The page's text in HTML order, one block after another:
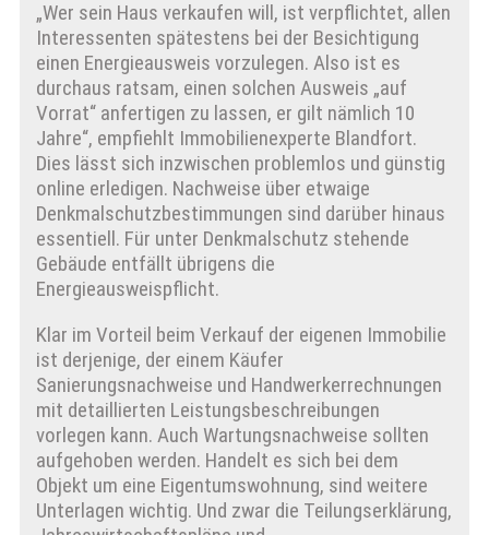
„Wer sein Haus verkaufen will, ist verpflichtet, allen
Interessenten spätestens bei der Besichtigung
einen Energieausweis vorzulegen. Also ist es
durchaus ratsam, einen solchen Ausweis „auf
Vorrat“ anfertigen zu lassen, er gilt nämlich 10
Jahre“, empfiehlt Immobilienexperte Blandfort.
Dies lässt sich inzwischen problemlos und günstig
online erledigen. Nachweise über etwaige
Denkmalschutzbestimmungen sind darüber hinaus
essentiell. Für unter Denkmalschutz stehende
Gebäude entfällt übrigens die
Energieausweispflicht.
Klar im Vorteil beim Verkauf der eigenen Immobilie
ist derjenige, der einem Käufer
Sanierungsnachweise und Handwerkerrechnungen
mit detaillierten Leistungsbeschreibungen
vorlegen kann. Auch Wartungsnachweise sollten
aufgehoben werden. Handelt es sich bei dem
Objekt um eine Eigentumswohnung, sind weitere
Unterlagen wichtig. Und zwar die Teilungserklärung,